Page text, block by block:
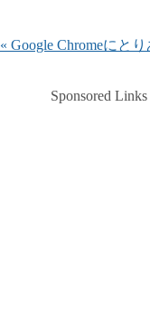
« Google Chromeにと
Sponsored Links